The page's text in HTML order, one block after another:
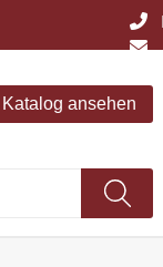
Katalog ansehen